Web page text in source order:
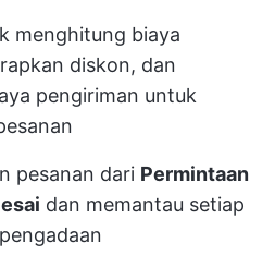
menghitung biaya
diskon, dan
pengiriman untuk
pesanan dari Permintaan
dan memantau setiap